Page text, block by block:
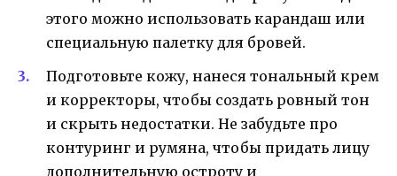
этого можно использовать карандаш или
специальную палетку для бровей.
Подготовьте кожу, нанеся тональный крем
и корректоры, чтобы создать ровный тон
и скрыть недостатки. Не забудьте про
контуринг и румяна, чтобы придать лицу
дополнительную остроту и